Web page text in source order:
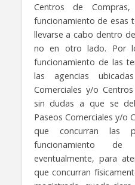
Centros de
funcionamiento de esas
llevarse a cabo dentro
no en otro lado. Por
funcionamiento de las
las agencias
Comerciales y/o
sin dudas a que se
Paseos Comerciales y/o
que concurran las
funcionamiento
eventualmente, para
que concurran